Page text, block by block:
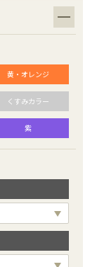
黄・オレンジ
くすみカラー
紫